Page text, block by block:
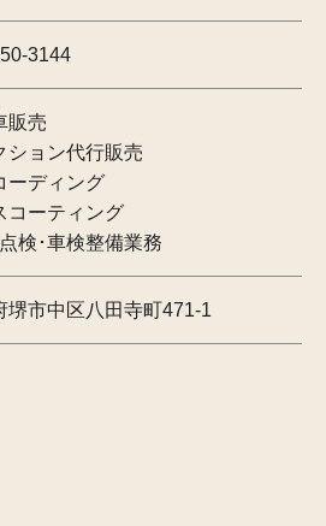
3144
販売
ション代行販売
ーディング
コーティング
検･車検整備業務
堺市中区八田寺町471-1